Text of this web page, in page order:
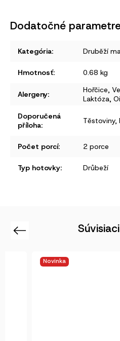
Dodatočné
Kategória: Druběží
Hmotnosť: 0.68 kg
Alergeny: Hořčice,
Laktóza,
Doporučená
příloha: Těstoviny,
Počet porcí: 2 porce
Typ hotovky: Drůbeží
Previous
Novinka